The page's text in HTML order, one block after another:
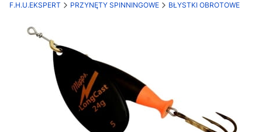
F.H.U.EKSPERT PRZYNĘTY SPINNINGOWE BŁYSTKI OBROTOWE